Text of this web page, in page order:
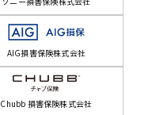
AIG損害保険株式会社
Chubb 損害保険株式会社